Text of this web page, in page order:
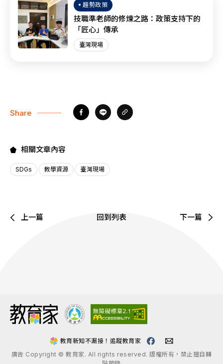
趨勢政策
技職準老師的修煉之路：政策支持下的
「匠心」傳承
臺灣現場
Share
相關文章內容
SDGs 教學資源 臺灣現場
上一篇 回到列表 下一篇
廣告 Copyright © 教育家. All rights reserved. 版權所有，禁止擅自轉
教育新知不漏接！追蹤教育家